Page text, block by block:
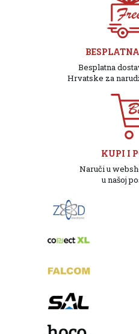
Besplatna
Hrvatske za
KUPI I
Naruči u
u našoj